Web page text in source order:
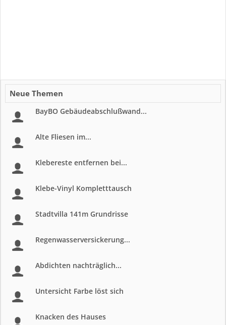
Neue Themen
BayBO Gebäudeabschlußwand...
Alte Fliesen im...
Klebereste entfernen bei...
Klebe-Vinyl Kompletttausch
Stadtvilla 141m Grundrisse
Regenwasserversickerung...
Abdichten nachträglich...
Untersicht Farbe löst sich
Knacken des Hauses